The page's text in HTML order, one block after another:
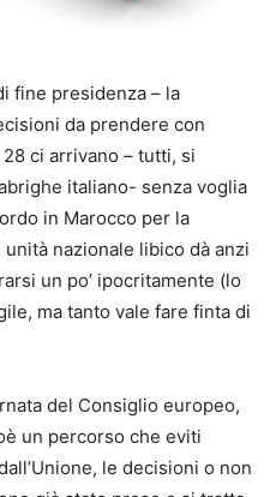
fine presidenza – la
da prendere con
28 ci arrivano – tutti, si
italiano- senza voglia
in Marocco per la
nazionale libico dà anzi
un po’ ipocritamente (lo
ma tanto vale fare finta di
del Consiglio europeo,
un percorso che eviti
le decisioni o non